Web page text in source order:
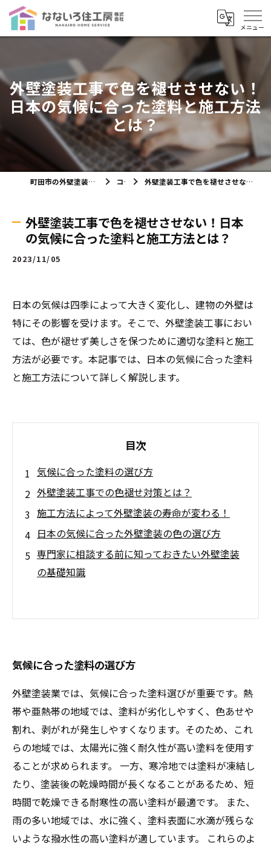
外壁塗装工事で色を褪せさせない！
日本の気候に合った塗料と施工方法
とは？
町田市の外壁塗装ならなないろ住工房株式会社 コラム 外壁塗装工事で色を褪せさせない！日本の気候に合った塗料と施工方法とは？
外壁塗装工事で色を褪せさせない！日本
の気候に合った塗料と施工方法とは？
2023/11/05
日本の気候は四季によって大きく変化し、建物の外壁は
特にその影響を受けます。そこで、外壁塗装工事におい
ては、色が褪せず美しさを保つために適切な塗料と施工
方法が必要です。本記事では、日本の気候に合った塗料
と施工方法について詳しく解説します。
目次
気候に合った塗料の選び方
外壁塗装工事での色褪せ対策とは？
施工方法によって外壁塗装の寿命が変わる！
日本の気候に合った外壁塗装の色の選び方
専門家に相談する前に知っておきたい外壁塗装
の基礎知識
気候に合った塗料の選び方
外壁塗装業では、気候に合った塗料選びが重要です。熱
帯や亜熱帯の地域では、塗料が劣化しやすく、色あせや
割れ、剥がれが発生しやすくなります。そのため、これ
らの地域では、太陽光に強く耐久性が高い塗料を使用す
ることが求められます。 一方、寒冷地では塗料が凍結し
たり、塗装後の乾燥時間が長くなることがあるため、短
時間で乾燥できる耐寒性の高い塗料が最適です。 また、
雨の多い地域では、水に強く、塗料表面に水滴が残らな
いような撥水性の高い塗料が適しています。 これらのよ